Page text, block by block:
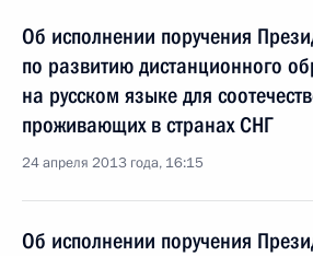
Об исполнении поручения
по развитию дистанционного
на русском языке для
проживающих в странах СНГ
24 апреля 2013 года, 16:15
Об исполнении поручения